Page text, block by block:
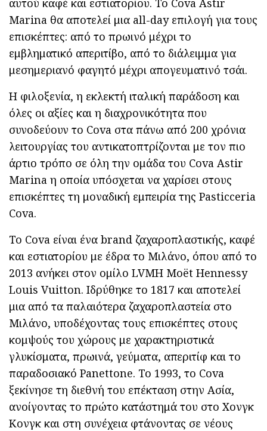
Marina θα αποτελεί μια all-day επιλογή για τους
επισκέπτες: από το πρωινό μέχρι το
εμβληματικό απεριτίβο, από το διάλειμμα για
μεσημεριανό φαγητό μέχρι απογευματινό τσάι.
Η φιλοξενία, η εκλεκτή ιταλική παράδοση και
όλες οι αξίες και η διαχρονικότητα που
συνοδεύουν το Cova στα πάνω από 200 χρόνια
λειτουργίας του αντικατοπτρίζονται με τον πιο
άρτιο τρόπο σε όλη την ομάδα του Cova Astir
Marina η οποία υπόσχεται να χαρίσει στους
επισκέπτες τη μοναδική εμπειρία της Pasticceria
Cova.
Το Cova είναι ένα brand ζαχαροπλαστικής, καφέ
και εστιατορίου με έδρα το Μιλάνο, όπου από το
2013 ανήκει στον ομίλο LVMH Moët Hennessy
Louis Vuitton. Ιδρύθηκε το 1817 και αποτελεί
μια από τα παλαιότερα ζαχαροπλαστεία στο
Μιλάνο, υποδέχοντας τους επισκέπτες στους
κομψούς του χώρους με χαρακτηριστικά
γλυκίσματα, πρωινά, γεύματα, απεριτίφ και το
παραδοσιακό Panettone. Το 1993, το Cova
ξεκίνησε τη διεθνή του επέκταση στην Ασία,
ανοίγοντας το πρώτο κατάστημά του στο Χονγκ
Κονγκ και στη συνέχεια φτάνοντας σε νέους